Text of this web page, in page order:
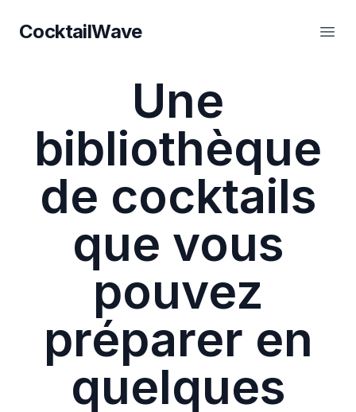
CocktailWave
CocktailWave
Une
bibliothèque
de cocktails
que vous
pouvez
préparer en
quelques